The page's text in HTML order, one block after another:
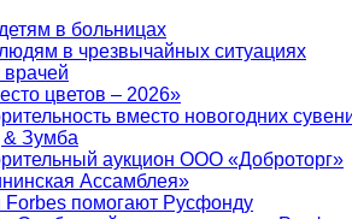
в больницах
в чрезвычайных ситуациях
цветов – 2026»
вместо новогодних
Зумба
аукцион ООО «Доброторг»
Ассамблея»
Forbes помогают Русфонду